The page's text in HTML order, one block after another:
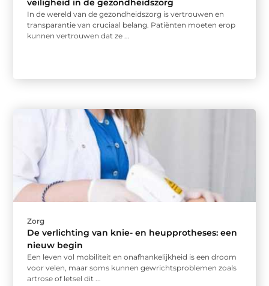
veiligheid in de gezondheidszorg
In de wereld van de gezondheidszorg is vertrouwen en
transparantie van cruciaal belang. Patiënten moeten erop
kunnen vertrouwen dat ze ...
Zorg
De verlichting van knie- en heupprotheses: een
nieuw begin
Een leven vol mobiliteit en onafhankelijkheid is een droom
voor velen, maar soms kunnen gewrichtsproblemen zoals
artrose of letsel dit ...